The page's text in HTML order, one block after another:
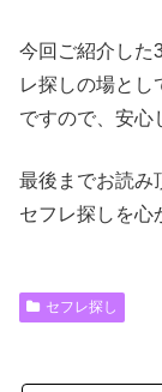
今回ご紹介した
レ探しの場とし
ですので、安心
最後までお読み
セフレ探しを心
セフレ探し